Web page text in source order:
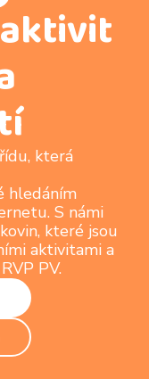
která
hledáním
S námi
které jsou
aktivitami a
PV.